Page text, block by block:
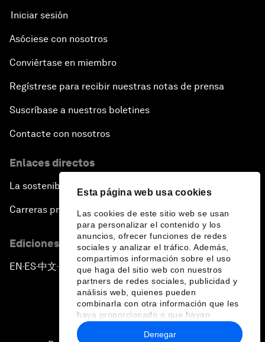
Esta página web usa cookies
Las cookies de este sitio web se usan
para personalizar el contenido y los
anuncios, ofrecer funciones de redes
sociales y analizar el tráfico. Además,
compartimos información sobre el uso
que haga del sitio web con nuestros
partners de redes sociales, publicidad y
análisis web, quienes pueden
combinarla con otra información que les
haya proporcionado o que hayan
recopilado a partir del uso que haya
hecho de sus servicios.
Denegar
Iniciar sesión
Asóciese con nosotros
Conviértase en miembro
Regístrese para recibir nuestras notas de prensa
Suscríbase a nuestros boletines
Contacte con nosotros
Enlaces directos
La sostenibilidad en el Foro
Carreras profesionales
Ediciones en otros idiomas
EN ▪ES▪中文▪ 日本語